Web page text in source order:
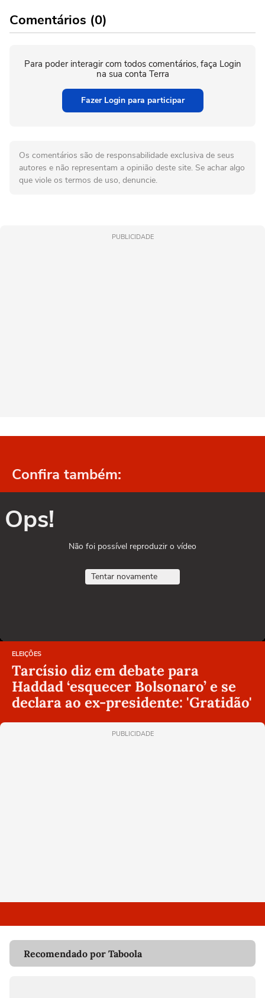
Comentários (0)
Para poder interagir com todos comentários, faça Login
na sua conta Terra
Fazer Login para participar
Os comentários são de responsabilidade exclusiva de seus
autores e não representam a opinião deste site. Se achar algo
que viole os termos de uso, denuncie.
PUBLICIDADE
Confira também:
Ops!
Não foi possível reproduzir o vídeo
Tentar novamente
ELEIÇÕES
Tarcísio diz em debate para
Haddad ‘esquecer Bolsonaro’ e se
declara ao ex-presidente: 'Gratidão'
PUBLICIDADE
Recomendado por Taboola